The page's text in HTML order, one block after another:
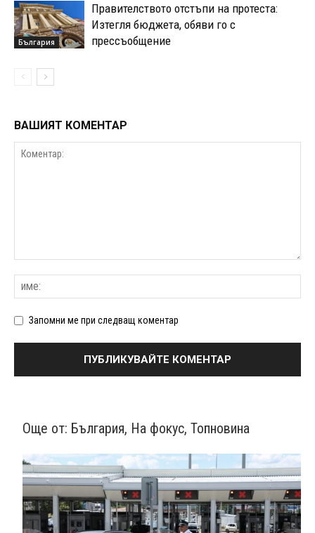
България
Правителството отстъпи на протеста:
Изтегля бюджета, обяви го с
прессъобщение
ВАШИЯТ КОМЕНТАР
Запомни ме при следващ коментар
Още от: България, На фокус, Топновина